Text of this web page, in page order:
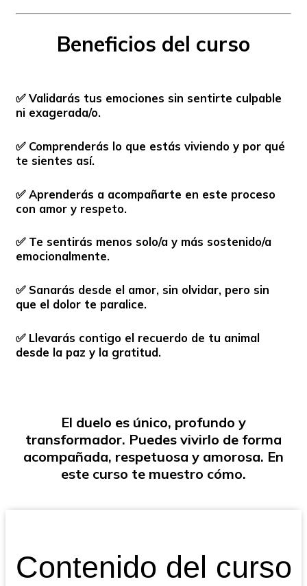
Beneficios del curso
✅ Validarás tus emociones sin sentirte culpable
ni exagerada/o.
✅ Comprenderás lo que estás viviendo y por qué
te sientes así.
✅ Aprenderás a acompañarte en este proceso
con amor y respeto.
✅ Te sentirás menos solo/a y más sostenido/a
emocionalmente.
✅ Sanarás desde el amor, sin olvidar, pero sin
que el dolor te paralice.
✅ Llevarás contigo el recuerdo de tu animal
desde la paz y la gratitud.
El duelo es único, profundo y
transformador. Puedes vivirlo de forma
acompañada, respetuosa y amorosa. En
este curso te muestro cómo.
Contenido del curso